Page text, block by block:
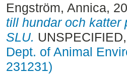
Engström, Annica,
till hundar och katter
SLU.
Dept. of Animal
231231)